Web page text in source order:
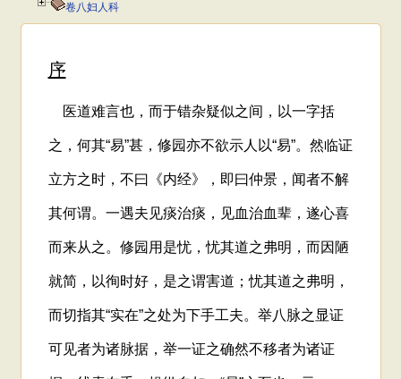
卷八妇人科